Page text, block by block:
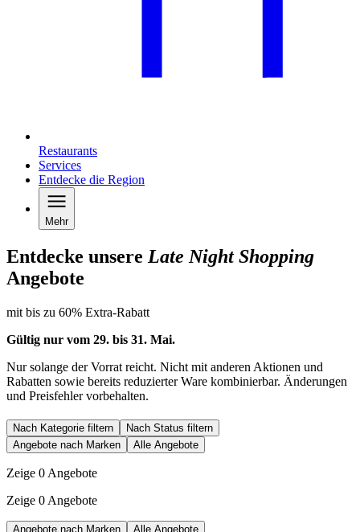
Restaurants
Services
Entdecke die Region
Mehr
Entdecke unsere Late Night Shopping
Angebote
mit bis zu 60% Extra-Rabatt
Gültig nur vom 29. bis 31. Mai.
Nur solange der Vorrat reicht. Nicht mit anderen Aktionen und
Rabatten sowie bereits reduzierter Ware kombinierbar. Änderungen
und Preisfehler vorbehalten.
Nach Kategorie filtern
Nach Status filtern
Angebote nach Marken
Alle Angebote
Zeige 0 Angebote
Zeige 0 Angebote
Angebote nach Marken Alle Angebote